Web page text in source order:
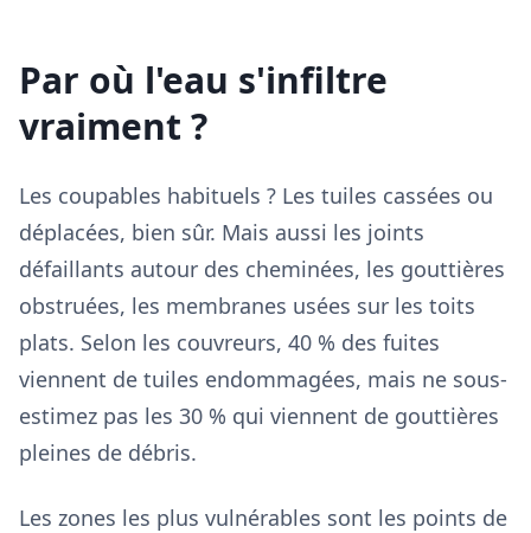
Par où l'eau s'infiltre
vraiment ?
Les coupables habituels ? Les tuiles cassées ou
déplacées, bien sûr. Mais aussi les joints
défaillants autour des cheminées, les gouttières
obstruées, les membranes usées sur les toits
plats. Selon les couvreurs, 40 % des fuites
viennent de tuiles endommagées, mais ne sous-
estimez pas les 30 % qui viennent de gouttières
pleines de débris.
Les zones les plus vulnérables sont les points de